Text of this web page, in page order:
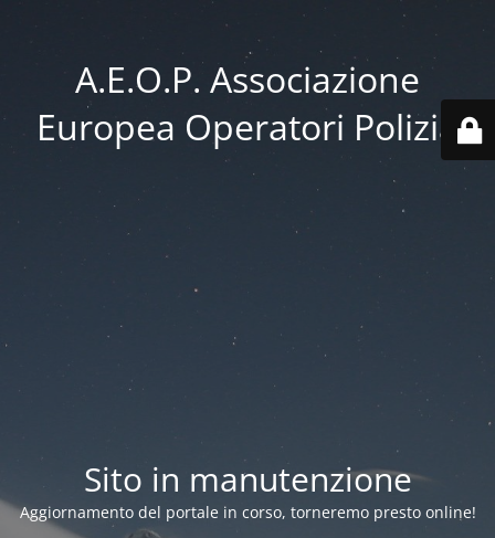
A.E.O.P. Associazione
Europea Operatori Polizia
Sito in manutenzione
Aggiornamento del portale in corso, torneremo presto online!